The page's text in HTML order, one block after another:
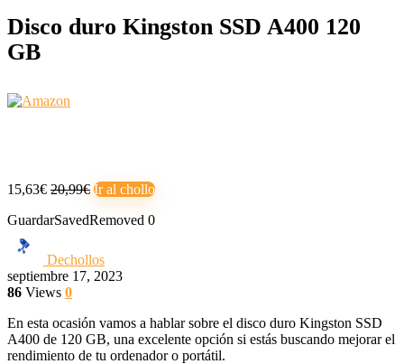
Disco duro Kingston SSD A400 120
GB
15,63€ 20,99€ Ir al chollo
GuardarSavedRemoved 0
Dechollos
septiembre 17, 2023
86 Views 0
En esta ocasión vamos a hablar sobre el disco duro Kingston SSD
A400 de 120 GB, una excelente opción si estás buscando mejorar el
rendimiento de tu ordenador o portátil.